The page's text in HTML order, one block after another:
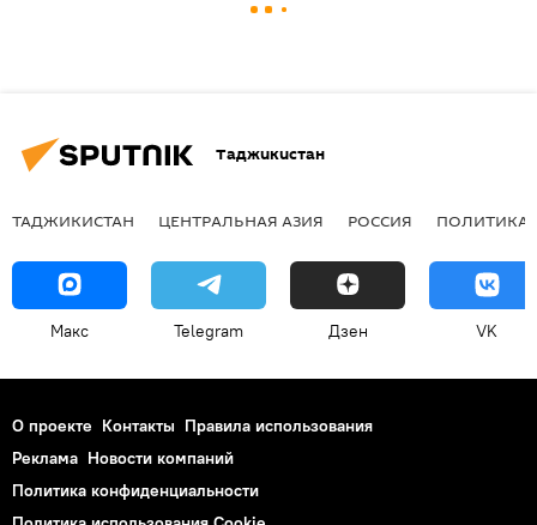
Таджикистан
ТАДЖИКИСТАН ЦЕНТРАЛЬНАЯ АЗИЯ РОССИЯ ПОЛИТИКА
Макс Telegram Дзен VK
О проекте Контакты Правила использования
Реклама Новости компаний
Политика конфиденциальности